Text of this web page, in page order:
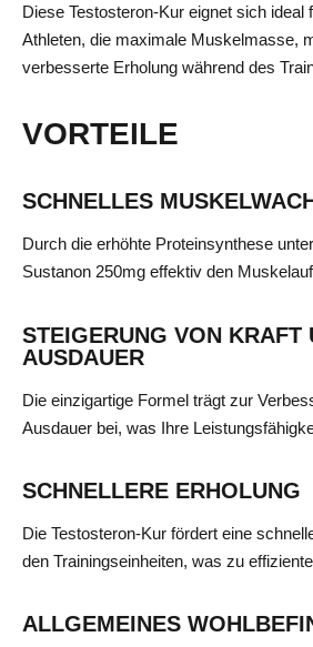
Diese Testosteron-Kur eignet sich ideal
Athleten, die maximale Muskelmasse,
verbesserte Erholung während des
VORTEILE
SCHNELLES
Durch die erhöhte Proteinsynthese
Sustanon 250mg effektiv den
STEIGERUNG VON KRAFT
AUSDAUER
Die einzigartige Formel trägt zur
Ausdauer bei, was Ihre
SCHNELLERE ERHOLUNG
Die Testosteron-Kur fördert eine
den Trainingseinheiten, was zu
ALLGEMEINES